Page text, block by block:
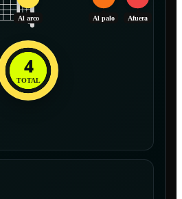
Al arco Al palo Afuera
4
TOTAL